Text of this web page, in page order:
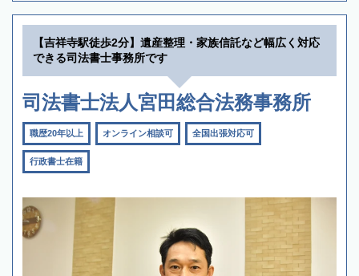
【吉祥寺駅徒歩2分】遺産整理・家族信託など幅広く対応
できる司法書士事務所です
司法書士法人宮田総合法務事務所
職歴20年以上 オンライン相談可 全国出張対応可
行政書士在籍